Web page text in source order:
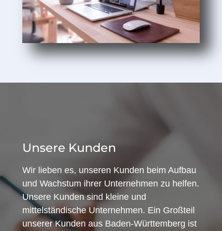
Unsere Kunden
Wir lieben es, unseren Kunden beim Aufbau
und Wachstum ihrer Unternehmen zu helfen.
Unsere Kunden sind kleine und
mittelständische Unternehmen. Ein Großteil
unserer Kunden aus Baden-Württemberg ist